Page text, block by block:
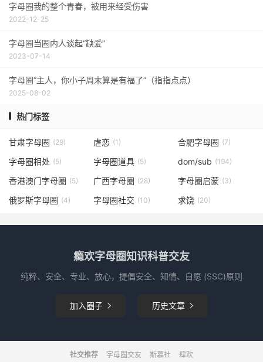
字母圈我的整个青春，被用来经受伤害
2022-12-25
字母圈当圈内人谈起“缺爱”
2023-07-14
字母圈“主人，你小子周末算是有福了”（指指点点）
2025-08-02
热门标签
甘肃字母圈 (29) 虐恋 (1) 合肥字母圈 (7)
字母圈相处 (5) 字母圈道具 (5) dom/sub (194)
香港澳门字母圈 (5) 广西字母圈 (28) 字母圈启蒙 (3)
俄罗斯字母圈 (4) 字母圈社交 (10) 求饶 (20)
瘾欢字母圈知识科普交友
纯粹、安全、专业、放心，提倡安全、知情、自愿 (SSC)原则
加入圈子  历史文章 
社交推荐 字母圈交友 斯慕社 肆欢